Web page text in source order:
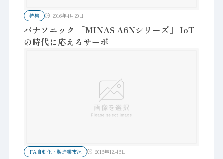
特集 2016年4月20日
パナソニック 「MINAS A6Nシリーズ」 IoT
の時代に応えるサーボ
FA自動化・製造業市況 2016年12月6日